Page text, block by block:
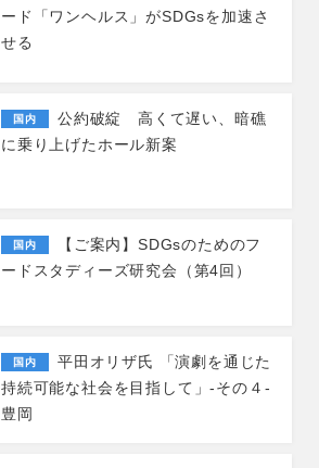
ード「ワンヘルス」がSDGsを加速さ
せる
国内
公約破綻 高くて遅い、暗礁
に乗り上げたホール新案
国内
【ご案内】SDGsのためのフ
ードスタディーズ研究会（第4回）
国内
平田オリザ氏 「演劇を通じた
持続可能な社会を目指して」-その４-
豊岡